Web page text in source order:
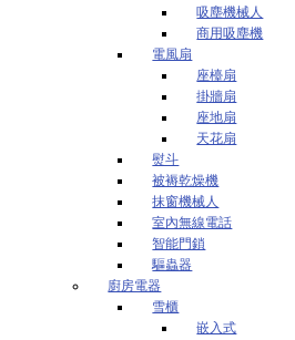
吸塵機械人
商用吸塵機
電風扇
座檯扇
掛牆扇
座地扇
天花扇
熨斗
被褥乾燥機
抹窗機械人
室內無線電話
智能門鎖
驅蟲器
廚房電器
雪櫃
嵌入式